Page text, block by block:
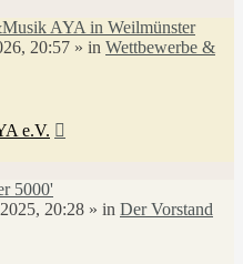
AYA in Weilmünster
20:57 » in Wettbewerbe &
e.V.
5000'
20:28 » in Der Vorstand